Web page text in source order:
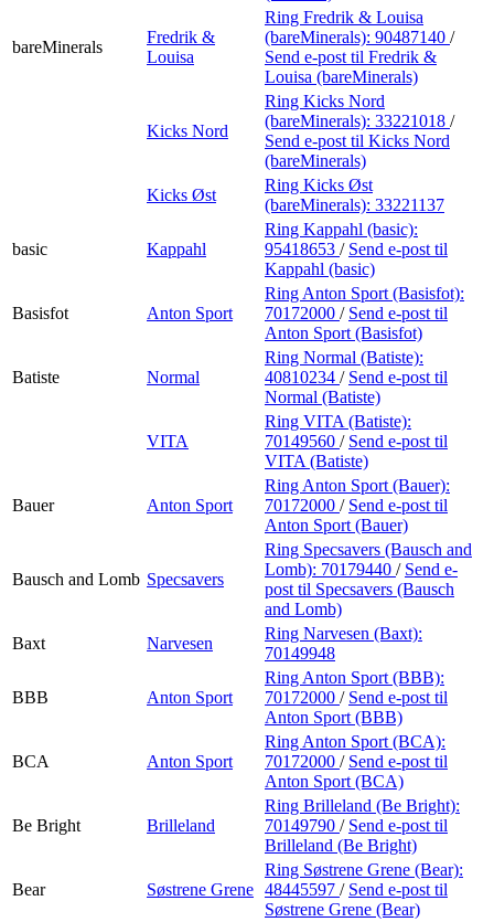
bareMinerals
Fredrik &
Louisa
Ring Fredrik & Louisa
(bareMinerals): 90487140 /
Send e-post til Fredrik &
Louisa (bareMinerals)
Kicks Nord
Ring Kicks Nord
(bareMinerals): 33221018 /
Send e-post til Kicks Nord
(bareMinerals)
Kicks Øst
Ring Kicks Øst
(bareMinerals): 33221137
basic Kappahl
Ring Kappahl (basic):
95418653 / Send e-post til
Kappahl (basic)
Basisfot Anton Sport
Ring Anton Sport (Basisfot):
70172000 / Send e-post til
Anton Sport (Basisfot)
Batiste Normal
Ring Normal (Batiste):
40810234 / Send e-post til
Normal (Batiste)
VITA
Ring VITA (Batiste):
70149560 / Send e-post til
VITA (Batiste)
Bauer Anton Sport
Ring Anton Sport (Bauer):
70172000 / Send e-post til
Anton Sport (Bauer)
Bausch and Lomb Specsavers
Ring Specsavers (Bausch and
Lomb): 70179440 / Send e-
post til Specsavers (Bausch
and Lomb)
Baxt
Narvesen
Ring Narvesen (Baxt):
70149948
BBB Anton Sport
Ring Anton Sport (BBB):
70172000 / Send e-post til
Anton Sport (BBB)
BCA Anton Sport
Ring Anton Sport (BCA):
70172000 / Send e-post til
Anton Sport (BCA)
Be Bright Brilleland
Ring Brilleland (Be Bright):
70149790 / Send e-post til
Brilleland (Be Bright)
Bear Søstrene Grene
Ring Søstrene Grene (Bear):
48445597 / Send e-post til
Søstrene Grene (Bear)